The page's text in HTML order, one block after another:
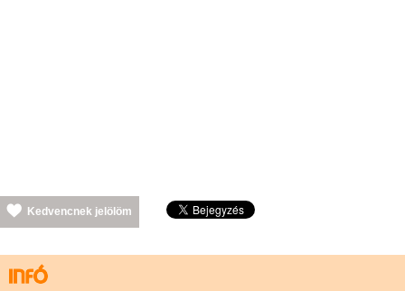
Kedvencnek jelölöm